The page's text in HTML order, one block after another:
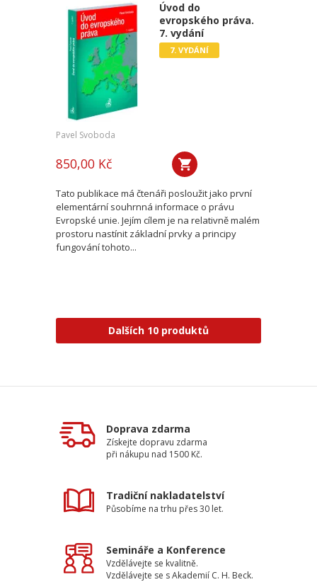
Úvod do
evropského práva.
7. vydání
7. VYDÁNÍ
Pavel Svoboda
850,00 Kč
Tato publikace má čtenáři posloužit jako první
elementární souhrnná informace o právu
Evropské unie. Jejím cílem je na relativně malém
prostoru nastínit základní prvky a principy
fungování tohoto...
Dalších 10 produktů
Doprava zdarma
Získejte dopravu zdarma
při nákupu nad 1500 Kč.
Tradiční nakladatelství
Působíme na trhu přes 30 let.
Semináře a Konference
Vzdělávejte se kvalitně.
Vzdělávejte se s Akademií C. H. Beck.